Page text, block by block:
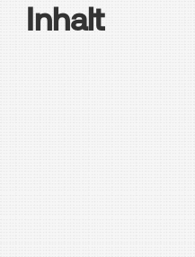
Inhalt